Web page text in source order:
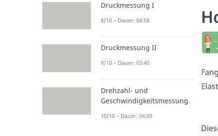
Druckmessung I
8/10 – Dauer: 04:58
Druckmessung II
9/10 – Dauer: 03:40
Drehzahl- und
Geschwindigkeitsmessung
10/10 – Dauer: 04:09